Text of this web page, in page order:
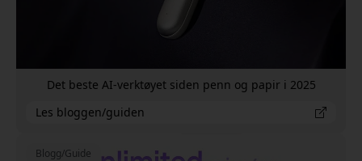
Det beste AI-verktøyet siden penn og papir i 2025
Les bloggen/guiden
Blogg/Guide